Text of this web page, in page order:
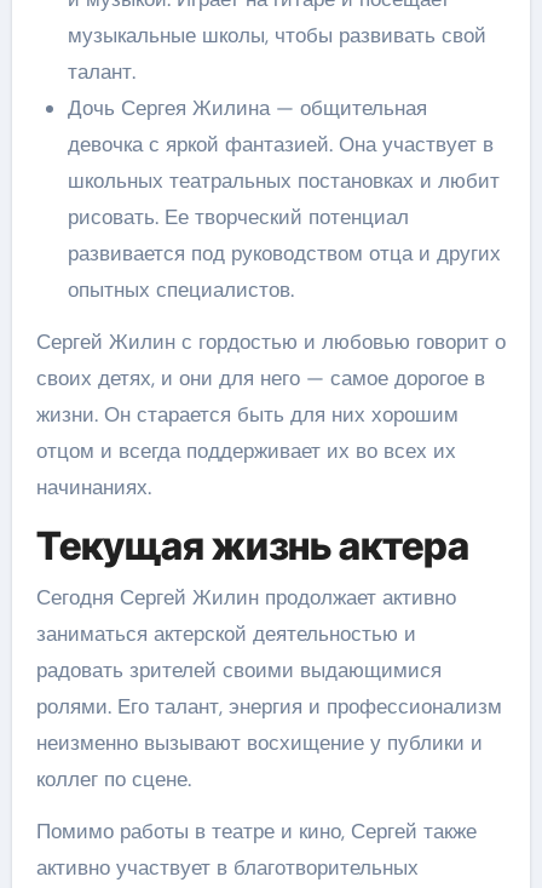
музыкальные школы, чтобы развивать свой
талант.
Дочь Сергея Жилина — общительная
девочка с яркой фантазией. Она участвует в
школьных театральных постановках и любит
рисовать. Ее творческий потенциал
развивается под руководством отца и других
опытных специалистов.
Сергей Жилин с гордостью и любовью говорит о
своих детях, и они для него — самое дорогое в
жизни. Он старается быть для них хорошим
отцом и всегда поддерживает их во всех их
начинаниях.
Текущая жизнь актера
Сегодня Сергей Жилин продолжает активно
заниматься актерской деятельностью и
радовать зрителей своими выдающимися
ролями. Его талант, энергия и профессионализм
неизменно вызывают восхищение у публики и
коллег по сцене.
Помимо работы в театре и кино, Сергей также
активно участвует в благотворительных